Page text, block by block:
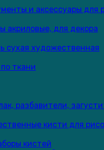
и аксессуары для
акриловые, для декора
сухая художественная
ткани
разбавители,
кисти для
кистей